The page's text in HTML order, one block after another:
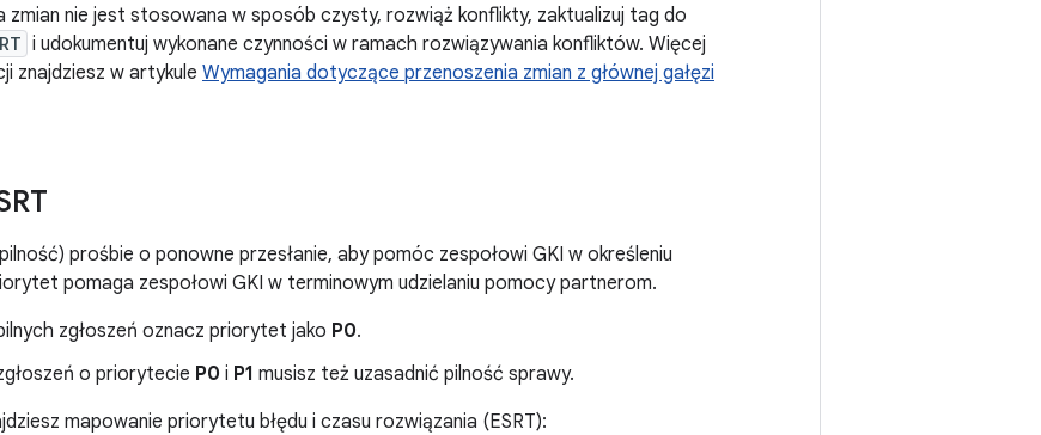
zmian nie jest stosowana w sposób czysty, rozwiąż konflikty, zaktualizuj tag do
i udokumentuj wykonane czynności w ramach rozwiązywania konfliktów. Więcej
znajdziesz w artykule Wymagania dotyczące przenoszenia zmian z głównej gałęzi
prośbie o ponowne przesłanie, aby pomóc zespołowi GKI w określeniu
pomaga zespołowi GKI w terminowym udzielaniu pomocy partnerom.
zgłoszeń oznacz priorytet jako P0.
o priorytecie P0 i P1 musisz też uzasadnić pilność sprawy.
mapowanie priorytetu błędu i czasu rozwiązania (ESRT):